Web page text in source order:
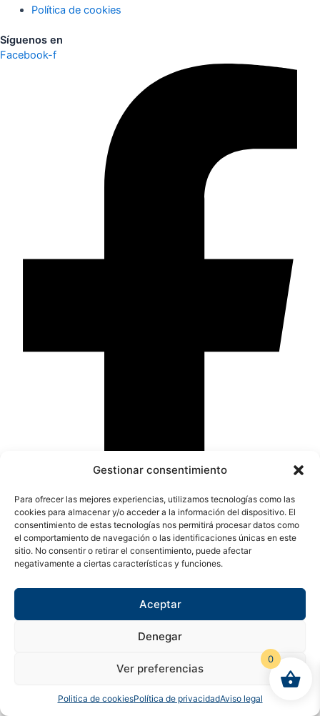
Gestionar consentimiento
Para ofrecer las mejores experiencias, utilizamos tecnologías como las
cookies para almacenar y/o acceder a la información del dispositivo. El
consentimiento de estas tecnologías nos permitirá procesar datos como
el comportamiento de navegación o las identificaciones únicas en este
sitio. No consentir o retirar el consentimiento, puede afectar
negativamente a ciertas características y funciones.
Aceptar
Denegar
Ver preferencias
Politica de cookiesPolítica de privacidadAviso legal
Política de cookies
Síguenos en
Facebook-f
X-twitter
0